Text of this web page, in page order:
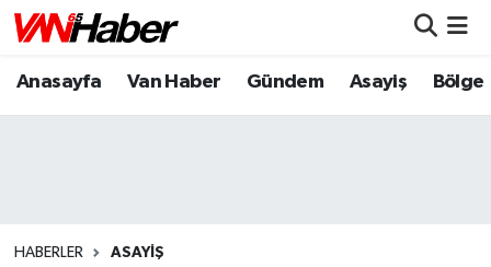
Anasayfa Van Haber Gündem Asayiş Bölge
HABERLER ASAYIŞ
Nöbetçi Eczaneler
Puan Durumu ve Fikstür